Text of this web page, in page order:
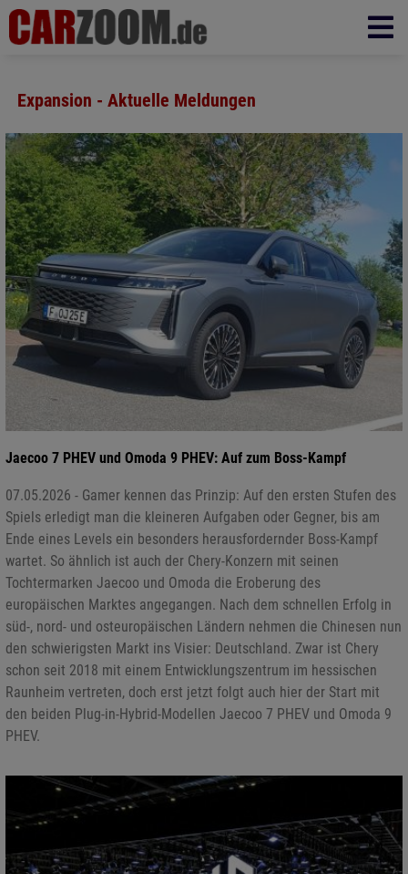
Expansion - Aktuelle Meldungen
Jaecoo 7 PHEV und Omoda 9 PHEV: Auf zum Boss-Kampf
07.05.2026 - Gamer kennen das Prinzip: Auf den ersten Stufen des
Spiels erledigt man die kleineren Aufgaben oder Gegner, bis am
Ende eines Levels ein besonders herausfordernder Boss-Kampf
wartet. So ähnlich ist auch der Chery-Konzern mit seinen
Tochtermarken Jaecoo und Omoda die Eroberung des
europäischen Marktes angegangen. Nach dem schnellen Erfolg in
süd-, nord- und osteuropäischen Ländern nehmen die Chinesen nun
den schwierigsten Markt ins Visier: Deutschland. Zwar ist Chery
schon seit 2018 mit einem Entwicklungszentrum im hessischen
Raunheim vertreten, doch erst jetzt folgt auch hier der Start mit
den beiden Plug-in-Hybrid-Modellen Jaecoo 7 PHEV und Omoda 9
PHEV.